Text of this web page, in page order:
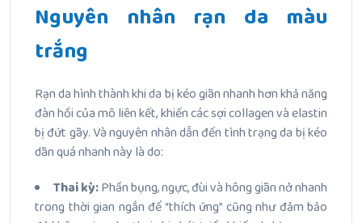
Nguyên nhân rạn da màu
trắng
Rạn da hình thành khi da bị kéo giãn nhanh hơn khả năng
đàn hồi của mô liên kết, khiến các sợi collagen và elastin
bị đứt gãy. Và nguyên nhân dẫn đến tình trạng da bị kéo
dãn quá nhanh này là do:
Thai kỳ:Phần bụng, ngực, đùi và hông giãn nở nhanh
trong thời gian ngắn để “thích ứng” cũng như đảm bảo